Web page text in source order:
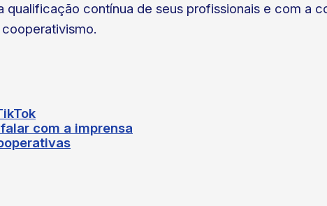
contínua de seus profissionais e com a
com a imprensa